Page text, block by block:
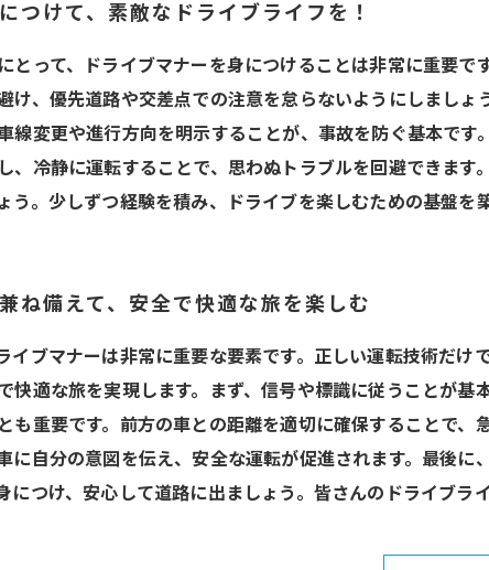
つけて、素敵なドライブライフを！
とって、ドライブマナーを身につけることは非常に重要
け、優先道路や交差点での注意を怠らないようにしまし
線変更や進行方向を明示することが、事故を防ぐ基本で
、冷静に運転することで、思わぬトラブルを回避できま
う。少しずつ経験を積み、ドライブを楽しむための基盤を
ね備えて、安全で快適な旅を楽しむ
イブマナーは非常に重要な要素です。正しい運転技術だ
快適な旅を実現します。まず、信号や標識に従うことが基
も重要です。前方の車との距離を適切に確保することで
に自分の意図を伝え、安全な運転が促進されます。最後
につけ、安心して道路に出ましょう。皆さんのドライブラ